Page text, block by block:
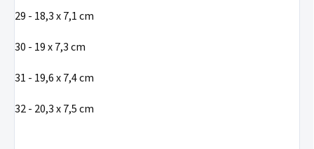
29 - 18,3 x 7,1 cm
30 - 19 x 7,3 cm
31 - 19,6 x 7,4 cm
32 - 20,3 x 7,5 cm